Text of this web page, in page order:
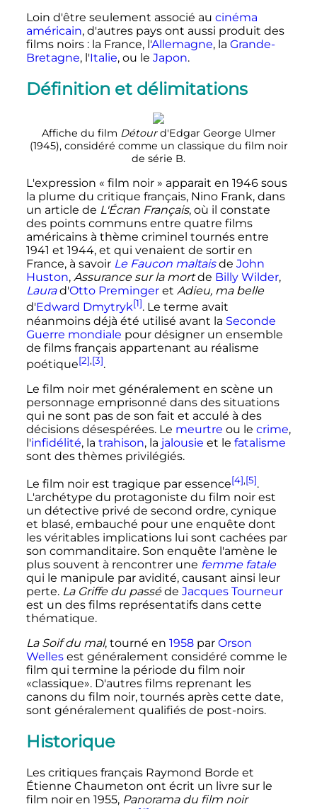
Loin d'être seulement associé au cinéma
américain, d'autres pays ont aussi produit des
films noirs : la France, l'Allemagne, la Grande-
Bretagne, l'Italie, ou le Japon.
Définition et délimitations
Affiche du film Détourd'Edgar George Ulmer
(1945), considéré comme un classique du film noir
de série B.
L'expression « film noir » apparait en 1946 sous
la plume du critique français, Nino Frank, dans
un article de L'Écran Français, où il constate
des points communs entre quatre films
américains à thème criminel tournés entre
1941 et 1944, et qui venaient de sortir en
France, à savoir Le Faucon maltaisde John
Huston, Assurance sur la mortde Billy Wilder,
Laurad'Otto Premingeret Adieu, ma belle
d'Edward Dmytryk[1]. Le terme avait
néanmoins déjà été utilisé avant la Seconde
Guerre mondiale pour désigner un ensemble
de films français appartenant au réalisme
poétique[2],[3].
Le film noir met généralement en scène un
personnage emprisonné dans des situations
qui ne sont pas de son fait et acculé à des
décisions désespérées. Le meurtre ou le crime,
l'infidélité, la trahison, la jalousie et le fatalisme
sont des thèmes privilégiés.
Le film noir est tragique par essence[4],[5].
L'archétype du protagoniste du film noir est
un détective privé de second ordre, cynique
et blasé, embauché pour une enquête dont
les véritables implications lui sont cachées par
son commanditaire. Son enquête l'amène le
plus souvent à rencontrer une femme fatale
qui le manipule par avidité, causant ainsi leur
perte. La Griffe du passéde Jacques Tourneur
est un des films représentatifs dans cette
thématique.
La Soif du mal, tourné en 1958par Orson
Wellesest généralement considéré comme le
film qui termine la période du film noir
«classique». D'autres films reprenant les
canons du film noir, tournés après cette date,
sont généralement qualifiés de post-noirs.
Historique
Les critiques français Raymond Borde et
Étienne Chaumeton ont écrit un livre sur le
film noir en 1955, Panorama du film noir